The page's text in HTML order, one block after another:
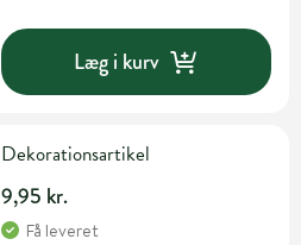
Læg i kurv
Dekorationsartikel
9,95 kr.
Få leveret